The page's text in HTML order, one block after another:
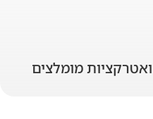
ואטרקציות מומלצים